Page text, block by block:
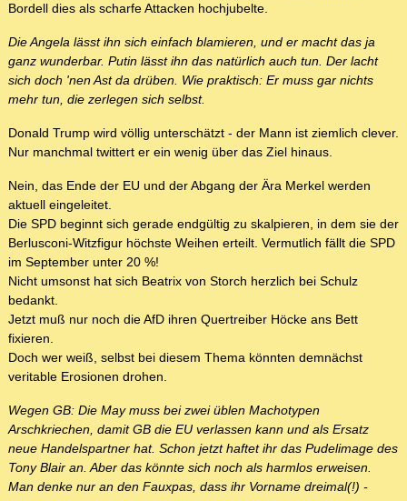
Bordell dies als scharfe Attacken hochjubelte.
Die Angela lässt ihn sich einfach blamieren, und er macht das ja
ganz wunderbar. Putin lässt ihn das natürlich auch tun. Der lacht
sich doch 'nen Ast da drüben. Wie praktisch: Er muss gar nichts
mehr tun, die zerlegen sich selbst.
Donald Trump wird völlig unterschätzt - der Mann ist ziemlich clever.
Nur manchmal twittert er ein wenig über das Ziel hinaus.
Nein, das Ende der EU und der Abgang der Ära Merkel werden
aktuell eingeleitet.
Die SPD beginnt sich gerade endgültig zu skalpieren, in dem sie der
Berlusconi-Witzfigur höchste Weihen erteilt. Vermutlich fällt die SPD
im September unter 20 %!
Nicht umsonst hat sich Beatrix von Storch herzlich bei Schulz
bedankt.
Jetzt muß nur noch die AfD ihren Quertreiber Höcke ans Bett
fixieren.
Doch wer weiß, selbst bei diesem Thema könnten demnächst
veritable Erosionen drohen.
Wegen GB: Die May muss bei zwei üblen Machotypen
Arschkriechen, damit GB die EU verlassen kann und als Ersatz
neue Handelspartner hat. Schon jetzt haftet ihr das Pudelimage des
Tony Blair an. Aber das könnte sich noch als harmlos erweisen.
Man denke nur an den Fauxpas, dass ihr Vorname dreimal(!) -